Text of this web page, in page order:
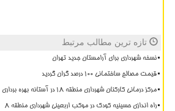
تازه ترین مطالب مرتبط
نسخه شهرداری برای آرامستان جدید تهران
قیمت مصالح ساختمانی ۱۰۰ درصد گران گردید
مرکز درمانی کارکنان شهرداری منطقه ۱۸ در آستانه بهره برداری
راه اندازی حسینیه کودک در موکب اربعینی شهرداری منطقه ۸